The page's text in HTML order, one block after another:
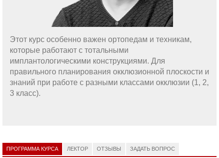
Этот курс особенно важен ортопедам и техникам,
которые работают с тотальными
имплантологическими конструкциями. Для
правильного планирования окклюзионной плоскости и
знаний при работе с разными классами окклюзии (1, 2,
3 класс).
ПРОГРАММА КУРСА ЛЕКТОР ОТЗЫВЫ ЗАДАТЬ ВОПРОС